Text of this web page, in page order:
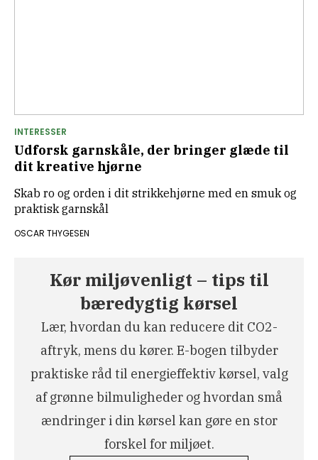
Udforsk garnskåle, der bringer glæde til
dit kreative hjørne
Skab ro og orden i dit strikkehjørne med en smuk og
praktisk garnskål
INTERESSER
OSCAR THYGESEN
Kør miljøvenligt – tips til
bæredygtig kørsel
Lær, hvordan du kan reducere dit CO2-
aftryk, mens du kører. E-bogen tilbyder
praktiske råd til energieffektiv kørsel, valg
af grønne bilmuligheder og hvordan små
ændringer i din kørsel kan gøre en stor
forskel for miljøet.